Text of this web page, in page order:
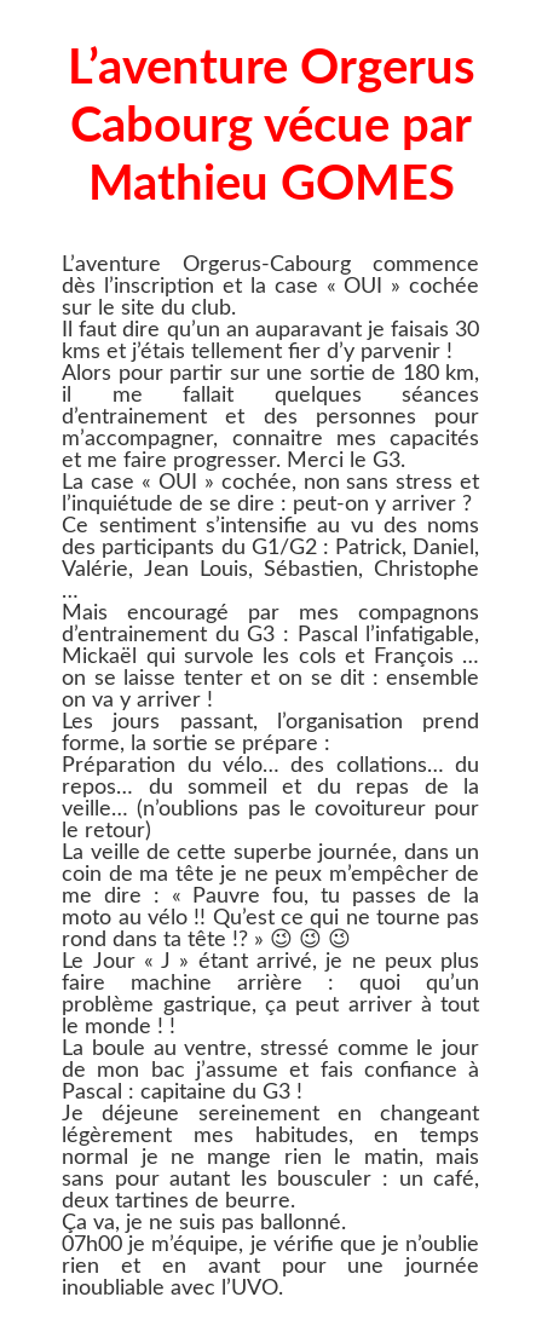
L’aventure Orgerus
Cabourg vécue par
Mathieu GOMES
L’aventure Orgerus-Cabourg commence
dès l’inscription et la case « OUI » cochée
sur le site du club.
Il faut dire qu’un an auparavant je faisais 30
kms et j’étais tellement fier d’y parvenir !
Alors pour partir sur une sortie de 180 km,
il me fallait quelques séances
d’entrainement et des personnes pour
m’accompagner, connaitre mes capacités
et me faire progresser. Merci le G3.
La case « OUI » cochée, non sans stress et
l’inquiétude de se dire : peut-on y arriver ?
Ce sentiment s’intensifie au vu des noms
des participants du G1/G2 : Patrick, Daniel,
Valérie, Jean Louis, Sébastien, Christophe
…
Mais encouragé par mes compagnons
d’entrainement du G3 : Pascal l’infatigable,
Mickaël qui survole les cols et François …
on se laisse tenter et on se dit : ensemble
on va y arriver !
Les jours passant, l’organisation prend
forme, la sortie se prépare :
Préparation du vélo… des collations… du
repos… du sommeil et du repas de la
veille… (n’oublions pas le covoitureur pour
le retour)
La veille de cette superbe journée, dans un
coin de ma tête je ne peux m’empêcher de
me dire : « Pauvre fou, tu passes de la
moto au vélo !! Qu’est ce qui ne tourne pas
rond dans ta tête !? » 😉 😉 😉
Le Jour « J » étant arrivé, je ne peux plus
faire machine arrière : quoi qu’un
problème gastrique, ça peut arriver à tout
le monde ! !
La boule au ventre, stressé comme le jour
de mon bac j’assume et fais confiance à
Pascal : capitaine du G3 !
Je déjeune sereinement en changeant
légèrement mes habitudes, en temps
normal je ne mange rien le matin, mais
sans pour autant les bousculer : un café,
deux tartines de beurre.
Ça va, je ne suis pas ballonné.
07h00 je m’équipe, je vérifie que je n’oublie
rien et en avant pour une journée
inoubliable avec l’UVO.